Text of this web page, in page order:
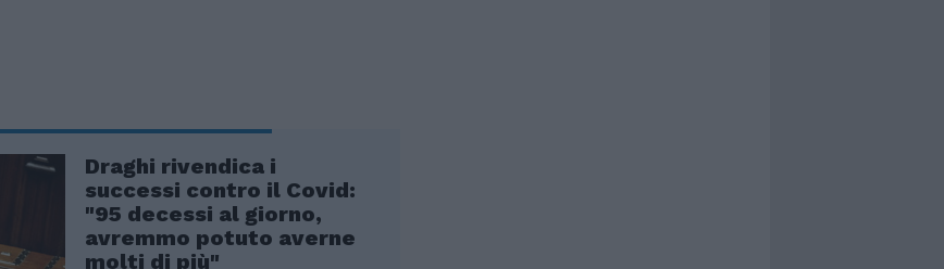
Draghi rivendica i
successi contro il Covid:
"95 decessi al giorno,
avremmo potuto averne
molti di più"